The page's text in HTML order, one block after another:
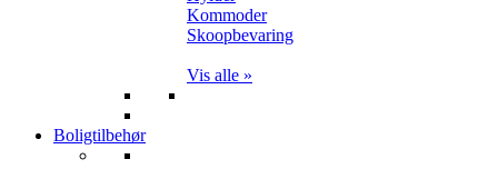
Kommoder
Skoopbevaring
Vis alle »
Boligtilbehør